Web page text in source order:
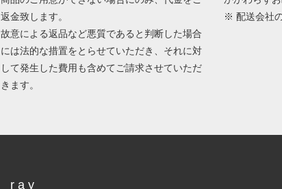
返金致します。
故意による返品など悪質であると判断した場合
には法的な措置をとらせていただき、それに対
して発生した費用も含めてご請求させていただ
きます。
※ 配送会社
r a y